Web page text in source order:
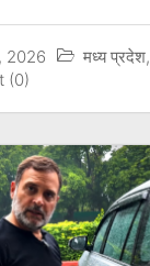
2026 मध्य प्रदेश,
(0)